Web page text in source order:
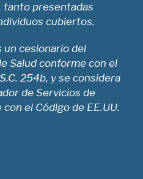
tanto presentadas
cubiertos.
un cesionario del
Salud conforme con el
254b, y se considera
de Servicios de
el Código de EE.UU.